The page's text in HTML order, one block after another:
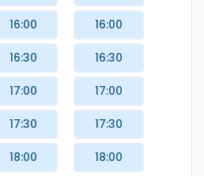
16:00
16:30
17:00
17:30
18:00
16:00
16:30
17:00
17:30
18:00